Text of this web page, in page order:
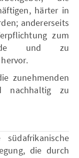
härter in
andererseits
zum
und zu
zunehmenden
nachhaltig zu
die durch